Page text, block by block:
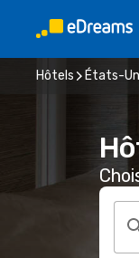
Hôtels États-